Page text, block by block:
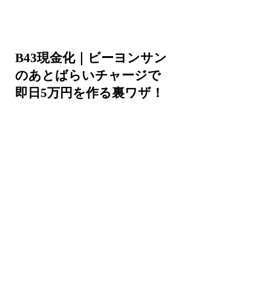
B43現金化｜ビーヨンサン
のあとばらいチャージで
即日5万円を作る裏ワザ！